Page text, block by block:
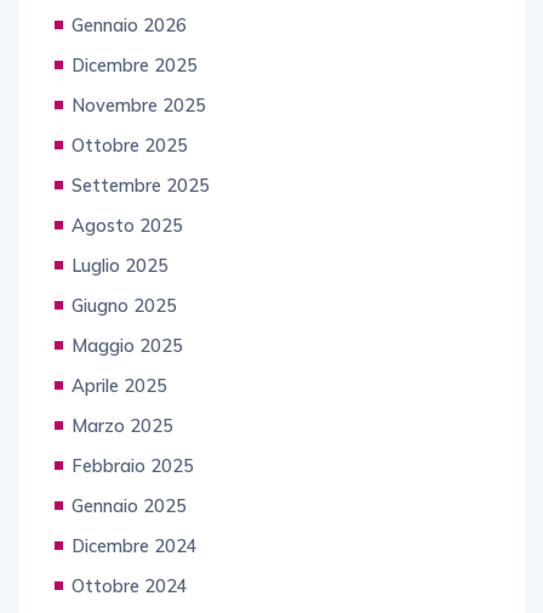
Gennaio 2026
Dicembre 2025
Novembre 2025
Ottobre 2025
Settembre 2025
Agosto 2025
Luglio 2025
Giugno 2025
Maggio 2025
Aprile 2025
Marzo 2025
Febbraio 2025
Gennaio 2025
Dicembre 2024
Ottobre 2024